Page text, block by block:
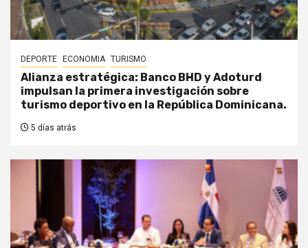
DEPORTE ECONOMIA TURISMO
Alianza estratégica: Banco BHD y Adoturd
impulsan la primera investigación sobre
turismo deportivo en la República Dominicana.
5 días atrás